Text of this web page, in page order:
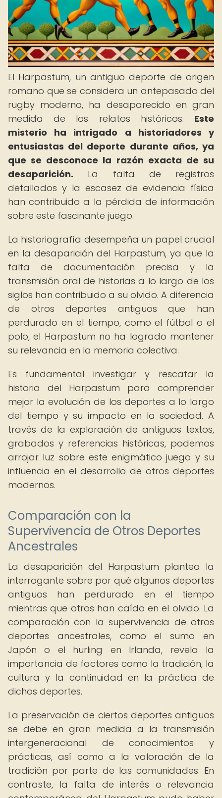
El Harpastum, un antiguo deporte de origen
romano que se considera un antepasado del
rugby moderno, ha desaparecido en gran
medida de los relatos históricos. Este
misterio ha intrigado a historiadores y
entusiastas del deporte durante años, ya
que se desconoce la razón exacta de su
desaparición. La falta de registros
detallados y la escasez de evidencia física
han contribuido a la pérdida de información
sobre este fascinante juego.
La historiografía desempeña un papel crucial
en la desaparición del Harpastum, ya que la
falta de documentación precisa y la
transmisión oral de historias a lo largo de los
siglos han contribuido a su olvido. A diferencia
de otros deportes antiguos que han
perdurado en el tiempo, como el fútbol o el
polo, el Harpastum no ha logrado mantener
su relevancia en la memoria colectiva.
Es fundamental investigar y rescatar la
historia del Harpastum para comprender
mejor la evolución de los deportes a lo largo
del tiempo y su impacto en la sociedad. A
través de la exploración de antiguos textos,
grabados y referencias históricas, podemos
arrojar luz sobre este enigmático juego y su
influencia en el desarrollo de otros deportes
modernos.
Comparación con la
Supervivencia de Otros Deportes
Ancestrales
La desaparición del Harpastum plantea la
interrogante sobre por qué algunos deportes
antiguos han perdurado en el tiempo
mientras que otros han caído en el olvido. La
comparación con la supervivencia de otros
deportes ancestrales, como el sumo en
Japón o el hurling en Irlanda, revela la
importancia de factores como la tradición, la
cultura y la continuidad en la práctica de
dichos deportes.
La preservación de ciertos deportes antiguos
se debe en gran medida a la transmisión
intergeneracional de conocimientos y
prácticas, así como a la valoración de la
tradición por parte de las comunidades. En
contraste, la falta de interés o relevancia